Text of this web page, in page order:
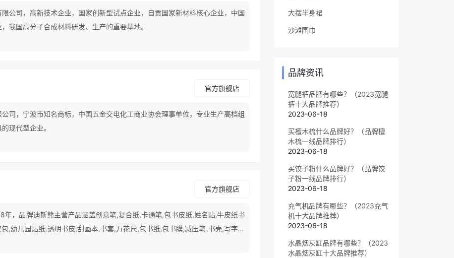
公司，高新技术企业，国家创新型试点企业，自贡国家新材料核心企业，中国
我国高分子合成材料研发、生产的重要基地。
官方旗舰店
司，宁波市知名商标，中国五金交电化工商业协会理事单位，专业生产高档组
现代型企业。
官方旗舰店
年，品牌迪斯熊主营产品涵盖创意笔,复合纸,卡通笔,包书皮纸,姓名贴,牛皮纸书
,幼儿园贴纸,透明书皮,刮画本,书套,万花尺,包书纸,包书膜,减压笔,书壳,写字垫
大摆半身裙
沙滩围巾
品牌资讯
宽腿裤品牌有哪些？（2023宽腿
裤十大品牌推荐）
2023-06-18
买檀木梳什么品牌好？（品牌檀
木梳一线品牌排行）
2023-06-18
买饺子粉什么品牌好？（品牌饺
子粉一线品牌排行）
2023-06-18
充气机品牌有哪些？（2023充气
机十大品牌推荐）
2023-06-18
水晶烟灰缸品牌有哪些？（2023
水晶烟灰缸十大品牌推荐）